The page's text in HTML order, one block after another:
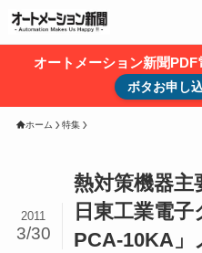
オートメーション新聞
ボタお申し
ホーム 特集
熱対策機器
日東工業電
PCA-10KA」
2011
3/30